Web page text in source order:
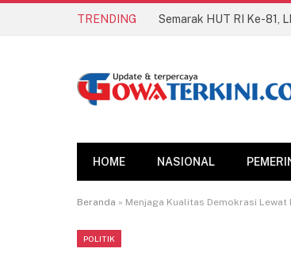
TRENDING
HOME NASIONAL
Beranda » Menjaga Kualitas Demokrasi Lewat
POLITIK